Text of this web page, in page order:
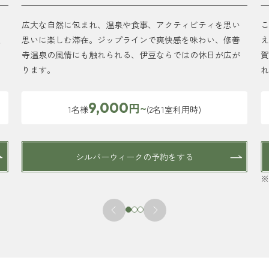
広大な自然に包まれ、温泉や食事、アクティビティを思い
思いに楽しむ滞在。ジップラインで爽快感を味わい、修善
寺温泉の風情にも触れられる、伊豆ならではの休日が広が
ります。
1名様9,000円~(2名1室利用時)
シルバーウィークの予約をする
※